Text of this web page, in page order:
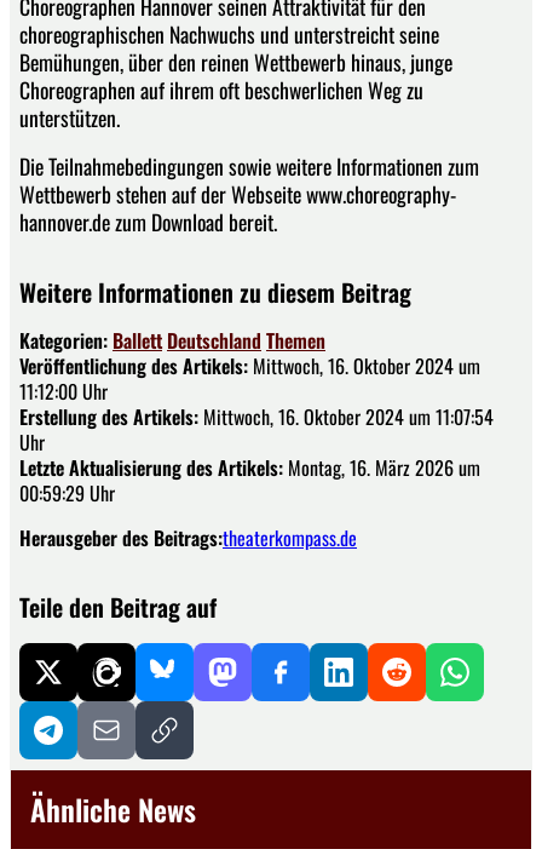
choreographischen Nachwuchs und unterstreicht seine
Bemühungen, über den reinen Wettbewerb hinaus, junge
Choreographen auf ihrem oft beschwerlichen Weg zu
unterstützen.
Die Teilnahmebedingungen sowie weitere Informationen zum
Wettbewerb stehen auf der Webseite www.choreography-
hannover.de zum Download bereit.
Weitere Informationen zu diesem Beitrag
Kategorien: Ballett Deutschland Themen
Veröffentlichung des Artikels: Mittwoch, 16. Oktober 2024 um
11:12:00 Uhr
Erstellung des Artikels: Mittwoch, 16. Oktober 2024 um 11:07:54
Uhr
Letzte Aktualisierung des Artikels: Montag, 16. März 2026 um
00:59:29 Uhr
Herausgeber des Beitrags:theaterkompass.de
Teile den Beitrag auf
Ähnliche News